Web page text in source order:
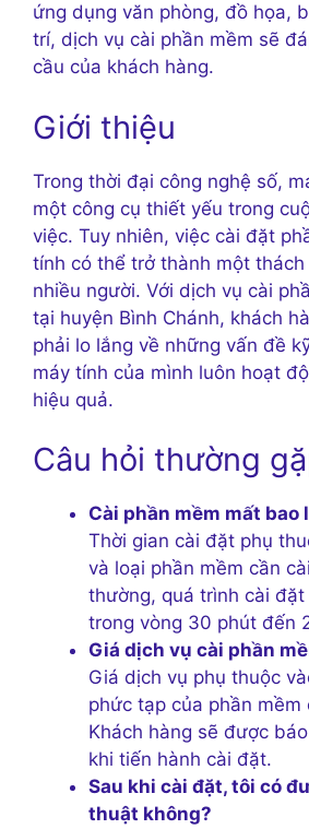
ứng dụng văn phòng, đồ họa,
trí, dịch vụ cài phần mềm sẽ
cầu của khách hàng.
Giới thiệu
Trong thời đại công nghệ số,
một công cụ thiết yếu trong
việc. Tuy nhiên, việc cài đặt
tính có thể trở thành một
nhiều người. Với dịch vụ cài
tại huyện Bình Chánh, khách
phải lo lắng về những vấn đề
máy tính của mình luôn hoạt
hiệu quả.
Câu hỏi thường
Cài phần mềm mất bao
Thời gian cài đặt phụ
và loại phần mềm cần
thường, quá trình cài
trong vòng 30 phút đến
Giá dịch vụ cài phần
Giá dịch vụ phụ thuộc
phức tạp của phần mềm
Khách hàng sẽ được
khi tiến hành cài đặt.
Sau khi cài đặt, tôi có
thuật không?